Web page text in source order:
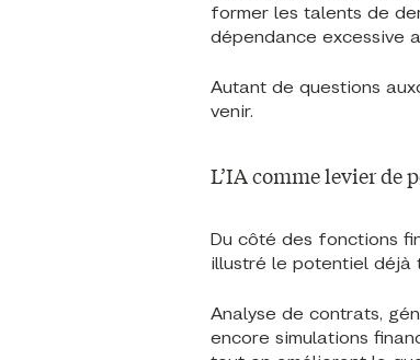
former les talents de
dépendance excessive
Autant de questions
venir.
L’IA comme levier de
Du côté des fonctions
illustré le potentiel déjà
Analyse de contrats,
encore simulations